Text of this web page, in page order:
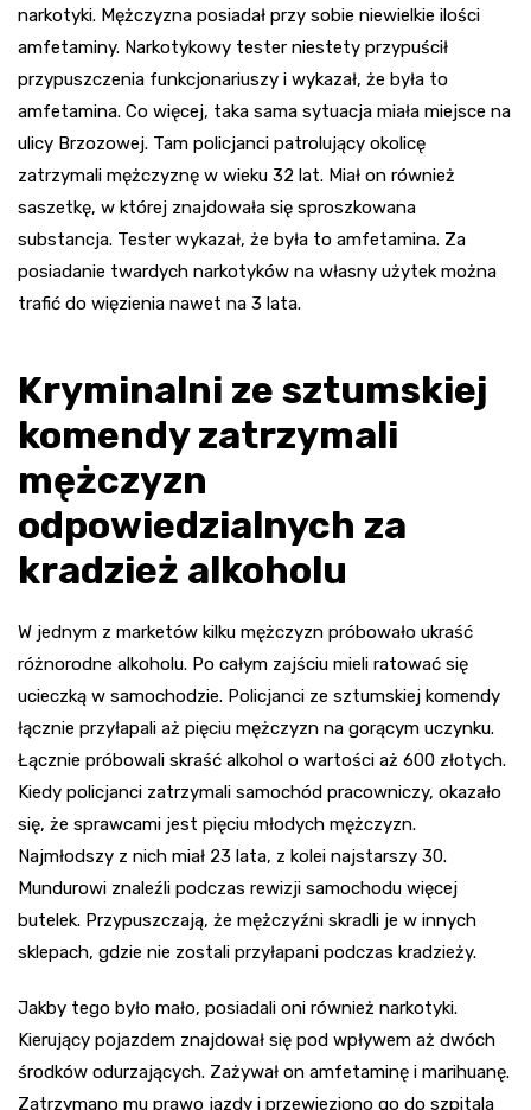
narkotyki. Mężczyzna posiadał przy sobie niewielkie ilości
amfetaminy. Narkotykowy tester niestety przypuścił
przypuszczenia funkcjonariuszy i wykazał, że była to
amfetamina. Co więcej, taka sama sytuacja miała miejsce na
ulicy Brzozowej. Tam policjanci patrolujący okolicę
zatrzymali mężczyznę w wieku 32 lat. Miał on również
saszetkę, w której znajdowała się sproszkowana
substancja. Tester wykazał, że była to amfetamina. Za
posiadanie twardych narkotyków na własny użytek można
trafić do więzienia nawet na 3 lata.
Kryminalni ze sztumskiej
komendy zatrzymali
mężczyzn
odpowiedzialnych za
kradzież alkoholu
W jednym z marketów kilku mężczyzn próbowało ukraść
różnorodne alkoholu. Po całym zajściu mieli ratować się
ucieczką w samochodzie. Policjanci ze sztumskiej komendy
łącznie przyłapali aż pięciu mężczyzn na gorącym uczynku.
Łącznie próbowali skraść alkohol o wartości aż 600 złotych.
Kiedy policjanci zatrzymali samochód pracowniczy, okazało
się, że sprawcami jest pięciu młodych mężczyzn.
Najmłodszy z nich miał 23 lata, z kolei najstarszy 30.
Mundurowi znaleźli podczas rewizji samochodu więcej
butelek. Przypuszczają, że mężczyźni skradli je w innych
sklepach, gdzie nie zostali przyłapani podczas kradzieży.
Jakby tego było mało, posiadali oni również narkotyki.
Kierujący pojazdem znajdował się pod wpływem aż dwóch
środków odurzających. Zażywał on amfetaminę i marihuanę.
Zatrzymano mu prawo jazdy i przewieziono go do szpitala